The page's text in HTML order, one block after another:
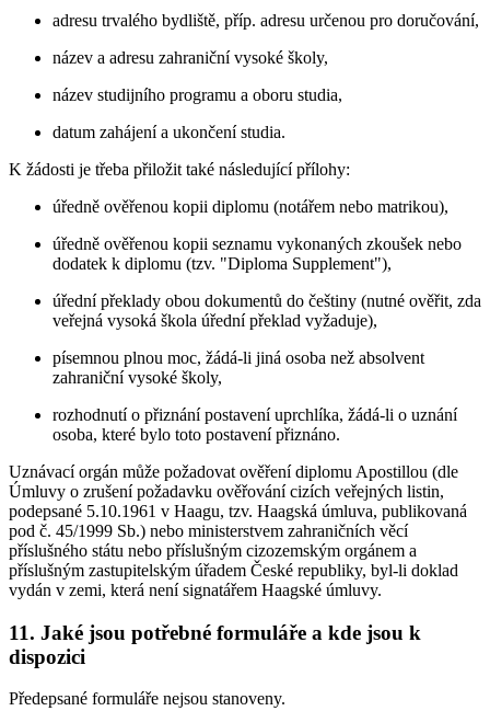
adresu trvalého bydliště, příp. adresu určenou pro doručování,
název a adresu zahraniční vysoké školy,
název studijního programu a oboru studia,
datum zahájení a ukončení studia.
K žádosti je třeba přiložit také následující přílohy:
úředně ověřenou kopii diplomu (notářem nebo matrikou),
úředně ověřenou kopii seznamu vykonaných zkoušek nebo
dodatek k diplomu (tzv. "Diploma Supplement"),
úřední překlady obou dokumentů do češtiny (nutné ověřit, zda
veřejná vysoká škola úřední překlad vyžaduje),
písemnou plnou moc, žádá-li jiná osoba než absolvent
zahraniční vysoké školy,
rozhodnutí o přiznání postavení uprchlíka, žádá-li o uznání
osoba, které bylo toto postavení přiznáno.
Uznávací orgán může požadovat ověření diplomu Apostillou (dle
Úmluvy o zrušení požadavku ověřování cizích veřejných listin,
podepsané 5.10.1961 v Haagu, tzv. Haagská úmluva, publikovaná
pod č. 45/1999 Sb.) nebo ministerstvem zahraničních věcí
příslušného státu nebo příslušným cizozemským orgánem a
příslušným zastupitelským úřadem České republiky, byl-li doklad
vydán v zemi, která není signatářem Haagské úmluvy.
11. Jaké jsou potřebné formuláře a kde jsou k
dispozici
Předepsané formuláře nejsou stanoveny.